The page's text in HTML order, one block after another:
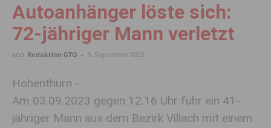
Autoanhänger löste sich:
72-jähriger Mann verletzt
von Redaktion GTO - 3. September 2023
Hohenthurn -
Am 03.09.2023 gegen 12.16 Uhr fuhr ein 41-
jähriger Mann aus dem Bezirk Villach mit einem